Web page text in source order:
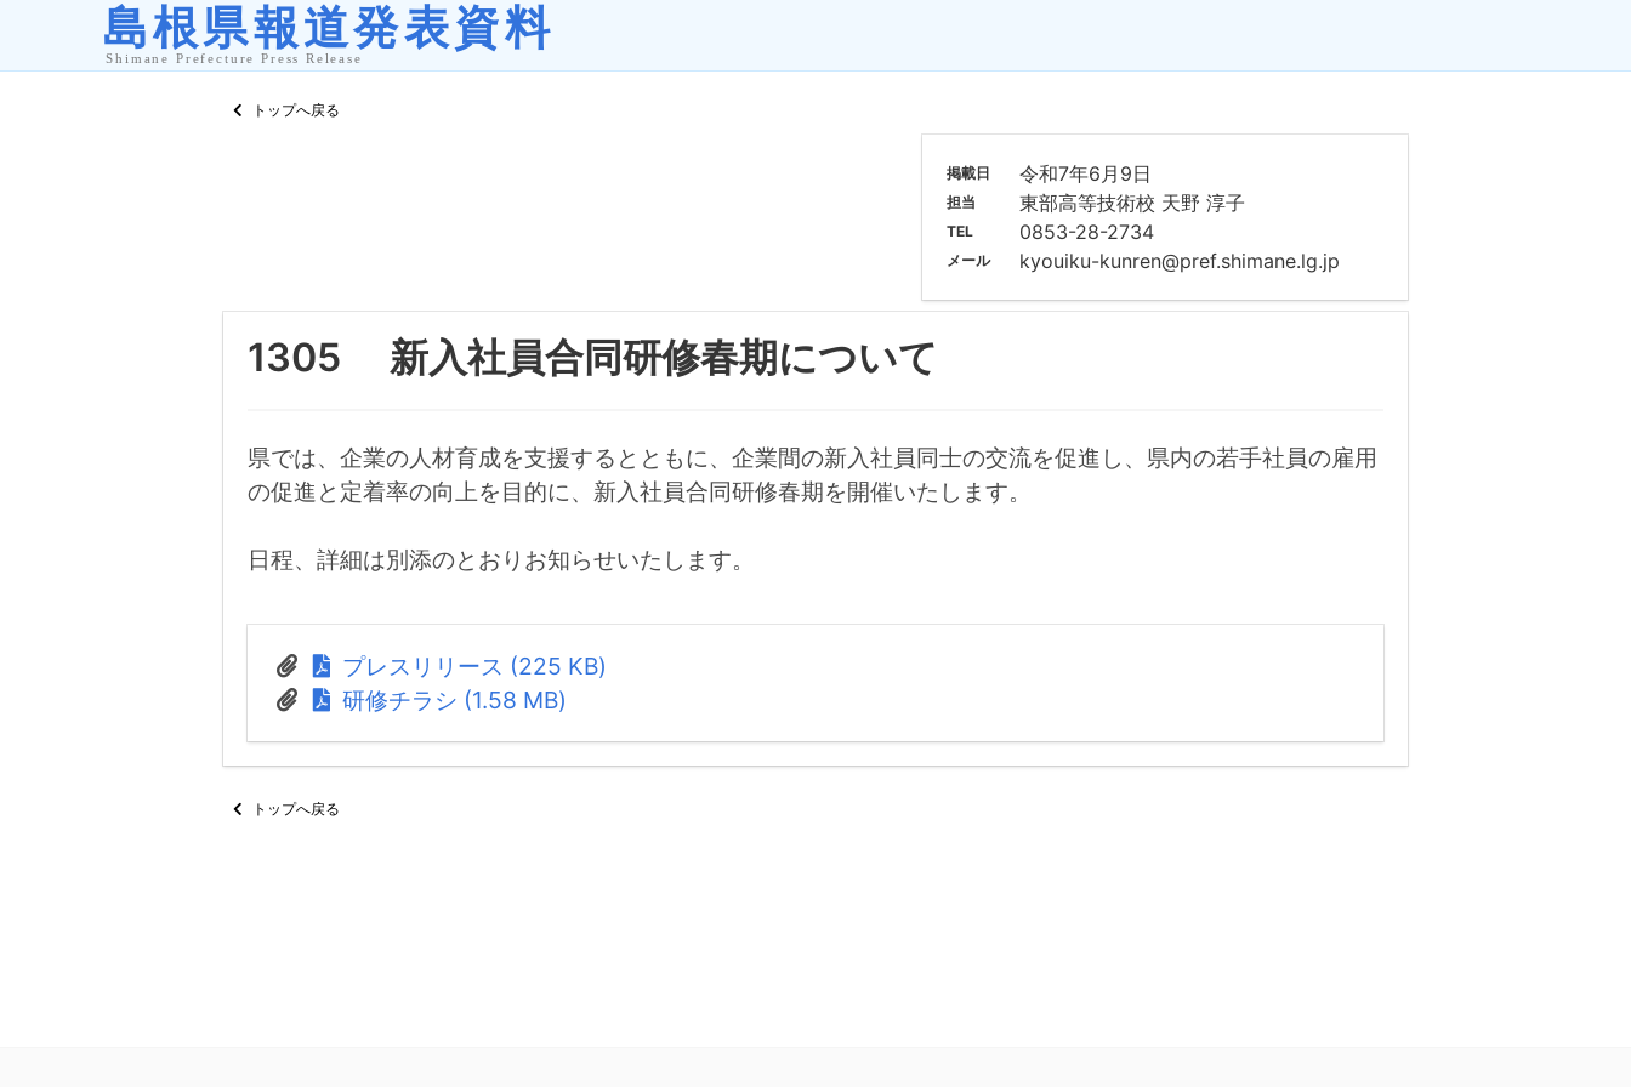
トップへ戻る
掲載日 令和7年6月9日
担当 東部高等技術校 天野 淳子
TEL 0853-28-2734
メール kyouiku-kunren@pref.shimane.lg.jp
1305 新入社員合同研修春期について
県では、企業の人材育成を支援するとともに、企業間の新入社員同士の交流を促進し、県内の若手社員の雇用
の促進と定着率の向上を目的に、新入社員合同研修春期を開催いたします。
日程、詳細は別添のとおりお知らせいたします。
プレスリリース (225 KB)
研修チラシ (1.58 MB)
トップへ戻る